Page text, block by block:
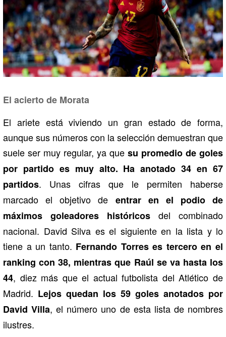
El acierto de Morata
El ariete está viviendo un gran estado de forma,
aunque sus números con la selección demuestran que
suele ser muy regular, ya que su promedio de goles
por partido es muy alto. Ha anotado 34 en 67
partidos. Unas cifras que le permiten haberse
marcado el objetivo de entrar en el podio de
máximos goleadores históricos del combinado
nacional. David Silva es el siguiente en la lista y lo
tiene a un tanto. Fernando Torres es tercero en el
ranking con 38, mientras que Raúl se va hasta los
44, diez más que el actual futbolista del Atlético de
Madrid. Lejos quedan los 59 goles anotados por
David Villa, el número uno de esta lista de nombres
ilustres.